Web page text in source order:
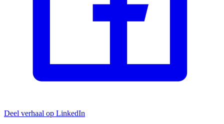
Deel verhaal op LinkedIn